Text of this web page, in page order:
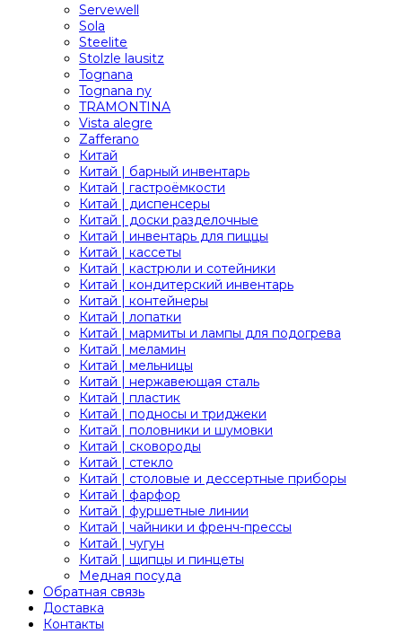
Servewell
Sola
Steelite
Stolzle lausitz
Tognana
Tognana ny
TRAMONTINA
Vista alegre
Zafferano
Китай
Китай | барный инвентарь
Китай | гастроёмкости
Китай | диспенсеры
Китай | доски разделочные
Китай | инвентарь для пиццы
Китай | кассеты
Китай | кастрюли и сотейники
Китай | кондитерский инвентарь
Китай | контейнеры
Китай | лопатки
Китай | мармиты и лампы для подогрева
Китай | меламин
Китай | мельницы
Китай | нержавеющая сталь
Китай | пластик
Китай | подносы и триджеки
Китай | половники и шумовки
Китай | сковороды
Китай | стекло
Китай | столовые и дессертные приборы
Китай | фарфор
Китай | фуршетные линии
Китай | чайники и френч-прессы
Китай | чугун
Китай | щипцы и пинцеты
Медная посуда
Обратная связь
Доставка
Контакты